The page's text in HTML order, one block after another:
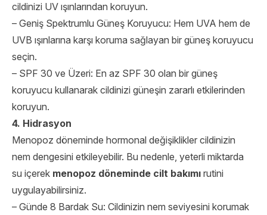
cildinizi UV ışınlarından koruyun.
– Geniş Spektrumlu Güneş Koruyucu: Hem UVA hem de
UVB ışınlarına karşı koruma sağlayan bir güneş koruyucu
seçin.
– SPF 30 ve Üzeri: En az SPF 30 olan bir güneş
koruyucu kullanarak cildinizi güneşin zararlı etkilerinden
koruyun.
4. Hidrasyon
Menopoz döneminde hormonal değişiklikler cildinizin
nem dengesini etkileyebilir. Bu nedenle, yeterli miktarda
su içerek menopoz döneminde cilt bakımı rutini
uygulayabilirsiniz.
– Günde 8 Bardak Su: Cildinizin nem seviyesini korumak